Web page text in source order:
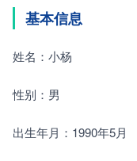
基本信息
姓名：小杨
性别：男
出生年月：1990年5月